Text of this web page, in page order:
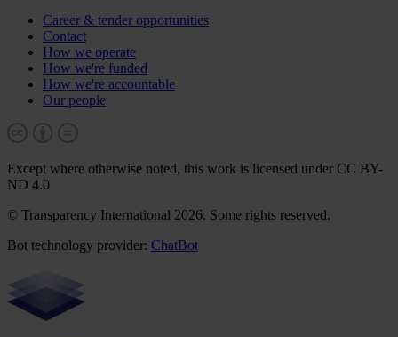
Career & tender opportunities
Contact
How we operate
How we're funded
How we're accountable
Our people
Except where otherwise noted, this work is licensed under CC BY-
ND 4.0
© Transparency International 2026. Some rights reserved.
Bot technology provider: ChatBot